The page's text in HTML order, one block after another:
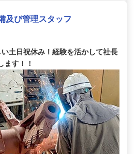
及び管理スタッフ
土日祝休み！経験を活かして社長
ます！！